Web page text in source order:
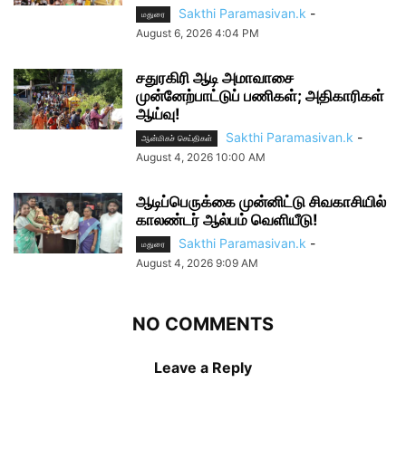
மதுரை Sakthi Paramasivan.k -
August 6, 2026 4:04 PM
சதுரகிரி ஆடி அமாவாசை
முன்னேற்பாட்டுப் பணிகள்; அதிகாரிகள்
ஆய்வு!
ஆன்மிகச் செய்திகள் Sakthi Paramasivan.k -
August 4, 2026 10:00 AM
ஆடிப்பெருக்கை முன்னிட்டு சிவகாசியில்
காலண்டர் ஆல்பம் வெளியீடு!
மதுரை Sakthi Paramasivan.k -
August 4, 2026 9:09 AM
NO COMMENTS
Leave a Reply